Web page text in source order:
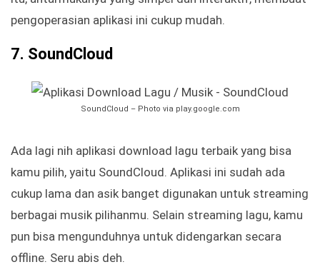
pengoperasian aplikasi ini cukup mudah.
7. SoundCloud
SoundCloud – Photo via play.google.com
Ada lagi nih aplikasi download lagu terbaik yang bisa
kamu pilih, yaitu SoundCloud. Aplikasi ini sudah ada
cukup lama dan asik banget digunakan untuk streaming
berbagai musik pilihanmu. Selain streaming lagu, kamu
pun bisa mengunduhnya untuk didengarkan secara
offline. Seru abis deh.